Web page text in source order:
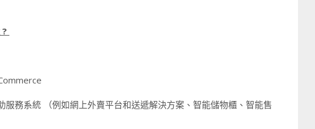
服務系統 （例如網上外賣平台和送遞解決方案、智能儲物櫃、智能售